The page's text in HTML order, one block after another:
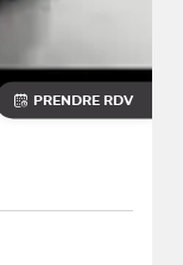
PRENDRE RDV